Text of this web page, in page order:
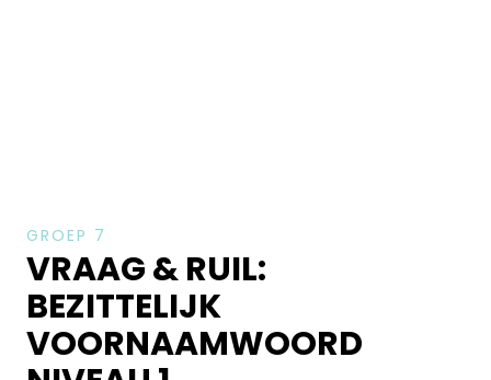
GROEP 7
VRAAG & RUIL:
BEZITTELIJK
VOORNAAMWOORD